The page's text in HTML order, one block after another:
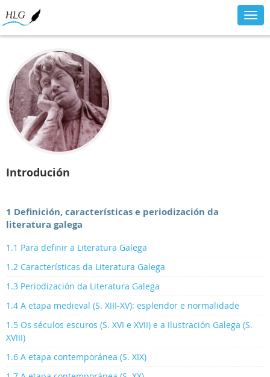
Introdución
1 Definición, características e periodización da
literatura galega
1.1 Para definir a Literatura Galega
1.2 Características da Literatura Galega
1.3 Periodización da Literatura Galega
1.4 A etapa medieval (S. XIII-XV): esplendor e normalidade
1.5 Os séculos escuros (S. XVI e XVII) e a Ilustración Galega (S.
XVIII)
1.6 A etapa contemporánea (S. XIX)